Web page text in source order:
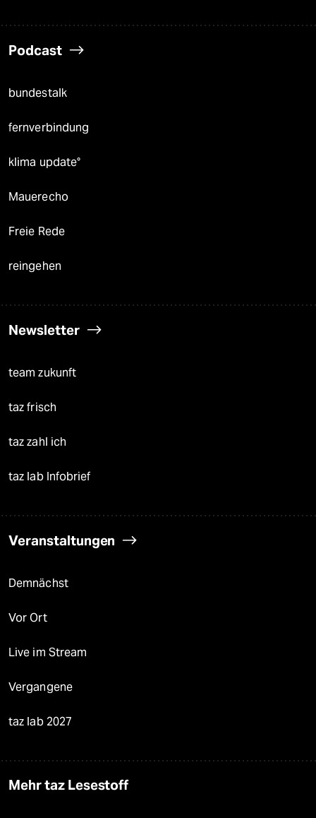
Podcast
bundestalk
fernverbindung
klima update°
Mauerecho
Freie Rede
reingehen
Newsletter
team zukunft
taz frisch
taz zahl ich
taz lab Infobrief
Veranstaltungen
Demnächst
Vor Ort
Live im Stream
Vergangene
taz lab 2027
Mehr taz Lesestoff